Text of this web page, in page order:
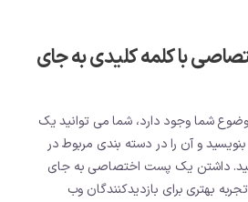
با کلمه کلیدی به جای
شما وجود دارد، شما می توانید یک
و آن را در دسته بندی مربوط در
داشتن یک پست اختصاصی به جای
بهتری برای بازدیدکنندگان وب